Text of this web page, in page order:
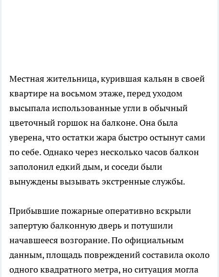
Местная жительница, курившая кальян в своей
квартире на восьмом этаже, перед уходом
высыпала использованные угли в обычный
цветочный горшок на балконе. Она была
уверена, что остатки жара быстро остынут сами
по себе. Однако через несколько часов балкон
заполонил едкий дым, и соседи были
вынуждены вызывать экстренные службы.
Прибывшие пожарные оперативно вскрыли
запертую балконную дверь и потушили
начавшееся возгорание. По официальным
данным, площадь повреждений составила около
одного квадратного метра, но ситуация могла